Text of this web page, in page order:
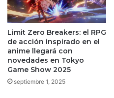
Limit Zero Breakers: el RPG
de acción inspirado en el
anime llegará con
novedades en Tokyo
Game Show 2025
septiembre 1, 2025